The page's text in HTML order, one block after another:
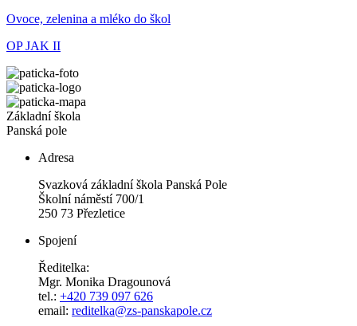
Ovoce, zelenina a mléko do škol
OP JAK II
Základní škola
Panská pole
Adresa
Svazková základní škola Panská Pole
Školní náměstí 700/1
250 73 Přezletice
Spojení
Ředitelka:
Mgr. Monika Dragounová
tel.: +420 739 097 626
email: reditelka@zs-panskapole.cz